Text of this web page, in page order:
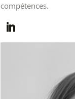
compétences.